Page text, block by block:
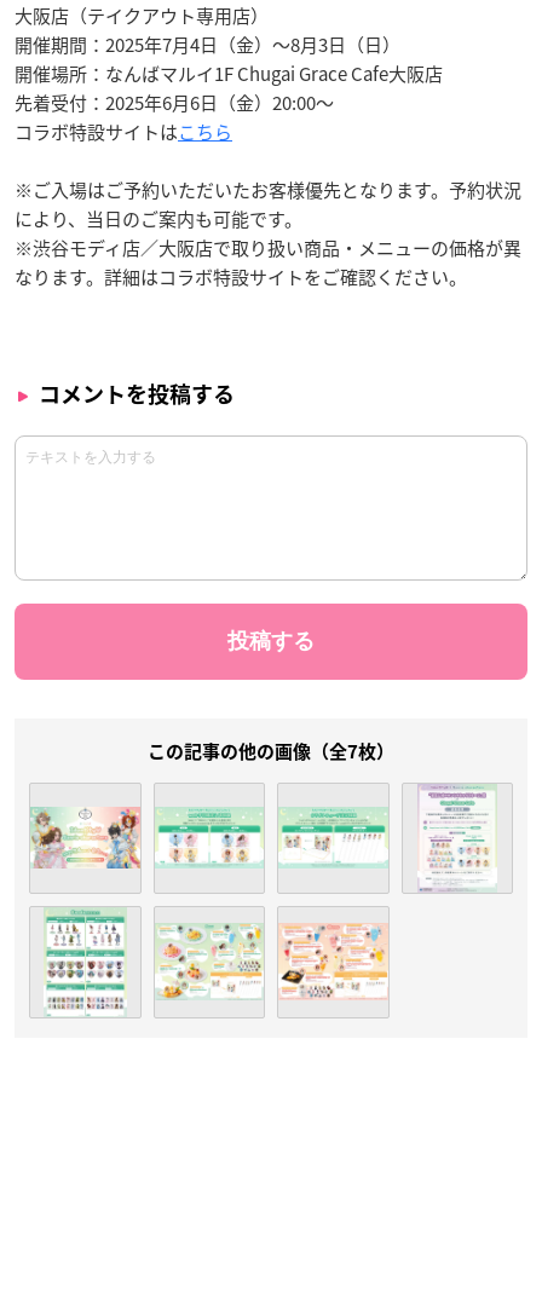
大阪店（テイクアウト専用店）
開催期間：2025年7月4日（金）〜8月3日（日）
開催場所：なんばマルイ1F Chugai Grace Cafe大阪店
先着受付：2025年6月6日（金）20:00～
コラボ特設サイトはこちら
※ご入場はご予約いただいたお客様優先となります。予約状況
により、当日のご案内も可能です。
※渋谷モディ店／大阪店で取り扱い商品・メニューの価格が異
なります。詳細はコラボ特設サイトをご確認ください。
コメントを投稿する
この記事の他の画像（全7枚）